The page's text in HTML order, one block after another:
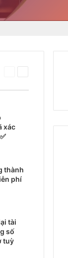
theo
xác
thành
phí
tài
số
tuỳ